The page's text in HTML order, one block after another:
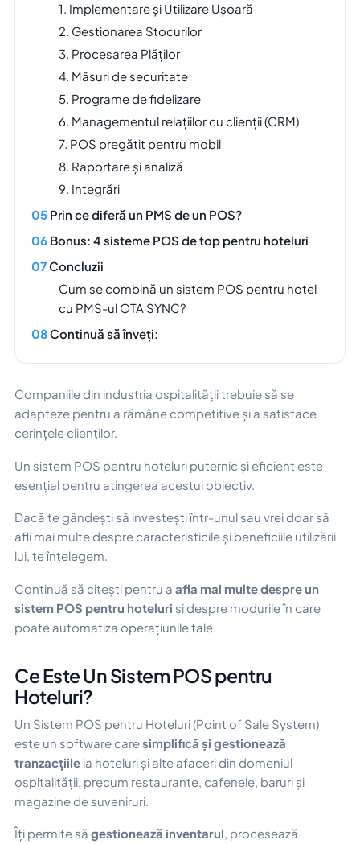
1. Implementare și Utilizare Ușoară
2. Gestionarea Stocurilor
3. Procesarea Plăților
4. Măsuri de securitate
5. Programe de fidelizare
6. Managementul relațiilor cu clienții (CRM)
7. POS pregătit pentru mobil
8. Raportare și analiză
9. Integrări
Prin ce diferă un PMS de un POS?
Bonus: 4 sisteme POS de top pentru hoteluri
Concluzii
Cum se combină un sistem POS pentru hotel
cu PMS-ul OTA SYNC?
Continuă să înveți:
Companiile din industria ospitalității trebuie să se
adapteze pentru a rămâne competitive și a satisface
cerințele clienților.
Un sistem POS pentru hoteluri puternic și eficient este
esențial pentru atingerea acestui obiectiv.
Dacă te gândești să investești într-unul sau vrei doar să
afli mai multe despre caracteristicile și beneficiile utilizării
lui, te înțelegem.
Continuă să citești pentru a afla mai multe despre un
sistem POS pentru hoteluri și despre modurile în care
poate automatiza operațiunile tale.
Ce Este Un Sistem POS pentru
Hoteluri?
Un Sistem POS pentru Hoteluri (Point of Sale System)
este un software caresimplifică și gestionează
tranzacțiile la hoteluri și alte afaceri din domeniul
ospitalității, precum restaurante, cafenele, baruri și
magazine de suveniruri.
Îți permite să gestionează inventarul, procesează